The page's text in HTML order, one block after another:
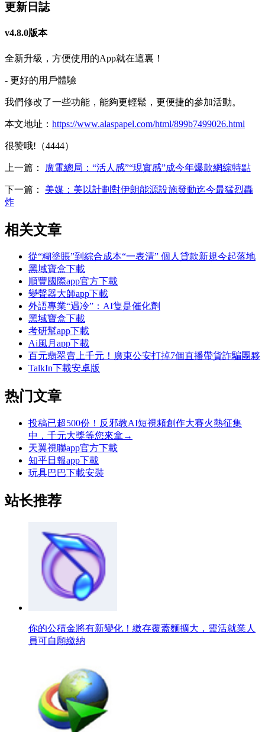
更新日誌
v4.8.0版本
全新升級，方便使用的App就在這裏！
- 更好的用戶體驗
我們修改了一些功能，能夠更輕鬆，更便捷的參加活動。
本文地址： https://www.alaspapel.com/html/899b7499026.html
很赞哦!（4444）
上一篇： 廣電總局：“活人感”“現實感”成今年爆款網綜特點
下一篇： 美媒：美以計劃對伊朗能源設施發動迄今最猛烈轟
炸
相关文章
從“糊塗賬”到綜合成本“一表清” 個人貸款新規今起落地
黑域寶盒下載
順豐國際app官方下載
變聲器大師app下載
外語專業“遇冷”：AI隻是催化劑
黑域寶盒下載
考研幫app下載
Ai風月app下載
百元翡翠賣上千元！廣東公安打掉7個直播帶貨詐騙團夥
TalkIn下載安卓版
热门文章
投稿已超500份！反邪教AI短視頻創作大賽火熱征集
中，千元大獎等您來拿→
天翼視聯app官方下載
知乎日報app下載
玩具巴巴下載安裝
站长推荐
你的公積金將有新變化！繳存覆蓋麵擴大，靈活就業人
員可自願繳納